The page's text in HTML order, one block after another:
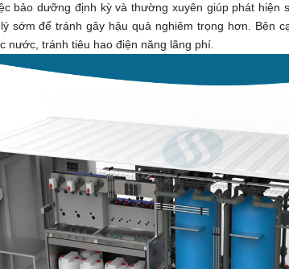
bảo dưỡng định kỳ và thường xuyên giúp phát
sớm để tránh gây hậu quả nghiêm trọng hơn. Bên
nước, tránh tiêu hao điện năng lãng phí.